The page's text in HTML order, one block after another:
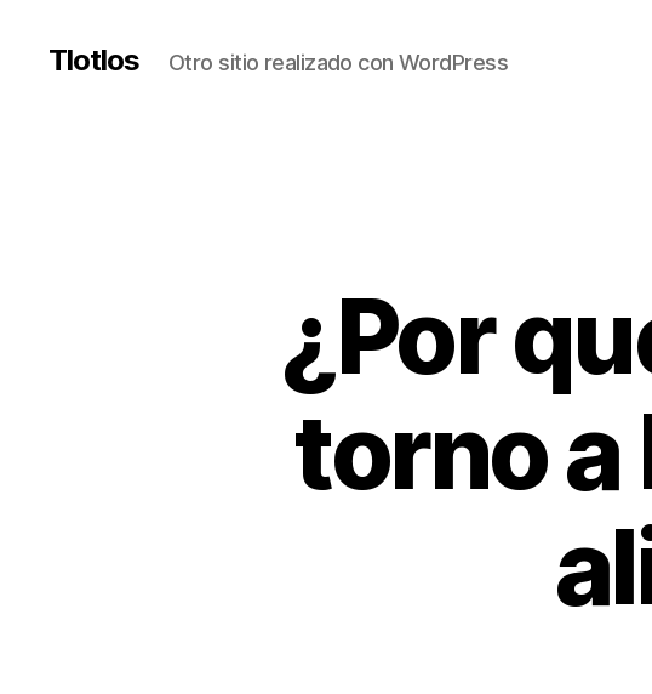
Tlotlos Otro sitio realizado con WordPress
¿Por
torno a